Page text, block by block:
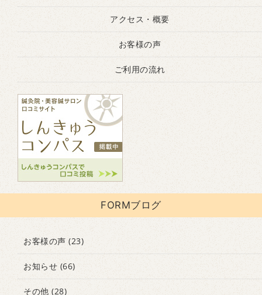
アクセス・概要
お客様の声
ご利用の流れ
FORMブログ
お客様の声 (23)
お知らせ (66)
その他 (28)